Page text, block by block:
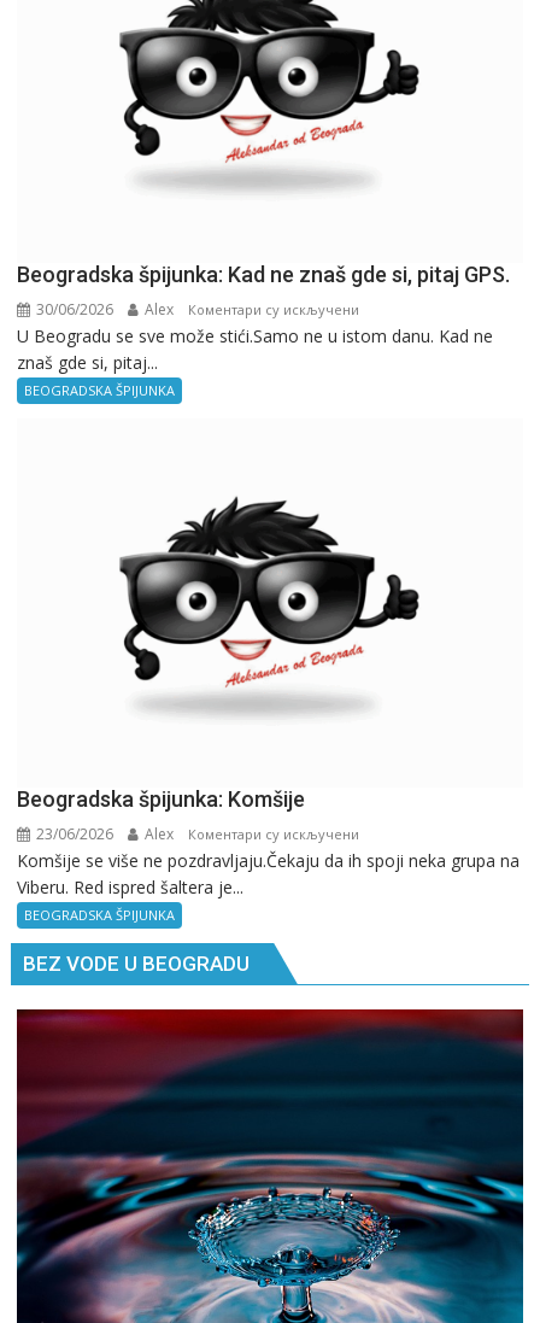
Beogradska špijunka: Kad ne znaš gde si, pitaj GPS.
30/06/2026 Alex Коментари су искључени
Beogradska
U Beogradu se sve može stići.Samo ne u istom danu. Kad ne
znaš gde si, pitaj...
BEOGRADSKA ŠPIJUNKA
Beogradska špijunka: Komšije
23/06/2026 Alex Коментари су искључени
Beogradska
Komšije se više ne pozdravljaju.Čekaju da ih spoji neka grupa na
Viberu. Red ispred šaltera je...
BEOGRADSKA ŠPIJUNKA
BEZ VODE U BEOGRADU